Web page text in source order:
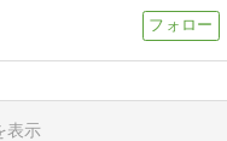
表示